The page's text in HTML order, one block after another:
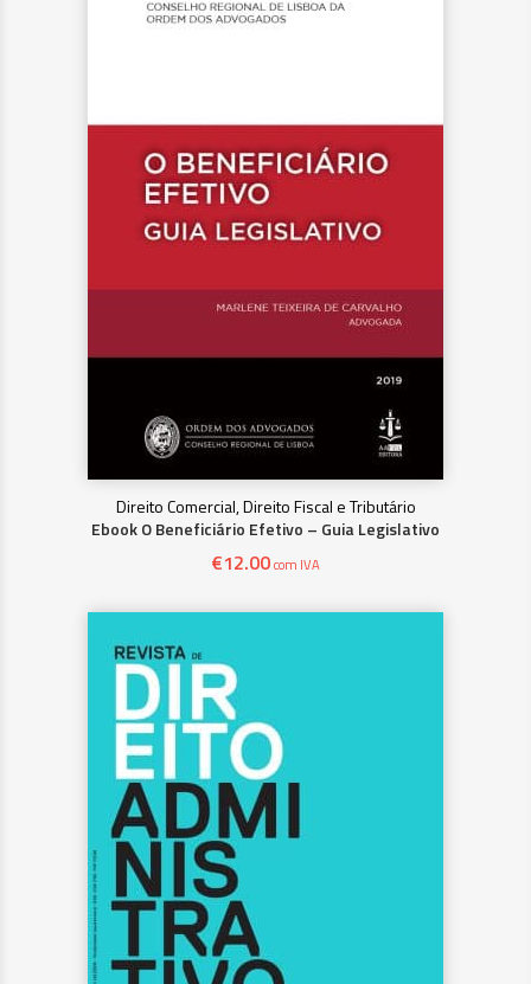
Direito Comercial, Direito Fiscal e Tributário
Ebook O Beneficiário Efetivo – Guia Legislativo
€12.00com IVA